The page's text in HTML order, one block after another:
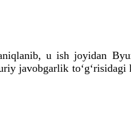
u ish joyidan
javobgarlik to‘g‘risidagi